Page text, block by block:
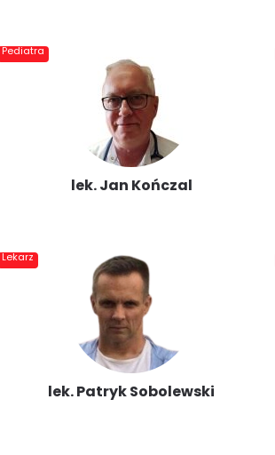
Pediatra
lek. Jan Kończal
Lekarz
lek. Patryk Sobolewski